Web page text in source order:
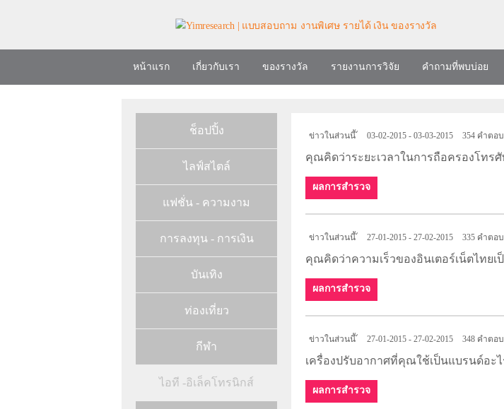
หน้าแรก เกี่ยวกับเรา ของรางวัล รายงานการวิจัย คำถามที่พบบ่อย
ช็อปปิ้ง
ไลฟ์สไตล์
แฟชั่น - ความงาม
การลงทุน - การเงิน
บันเทิง
ท่องเที่ยว
กีฬา
ไอที -อิเล็คโทรนิกส์
ข่าวในส่วนนี้ไม่มี03-02-2015 - 03-03-2015 354 คำตอบ
คุณคิดว่าระยะเวลาในการถือครองโทร
ผลการสำรวจ
ข่าวในส่วนนี้ไม่มี27-01-2015 - 27-02-2015 335 คำตอบ
คุณคิดว่าความเร็วของอินเตอร์เน็ตไทยเ
ผลการสำรวจ
ข่าวในส่วนนี้ไม่มี27-01-2015 - 27-02-2015 348 คำตอบ
เครื่องปรับอากาศที่คุณใช้เป็นแบรนด์อะไ
ผลการสำรวจ